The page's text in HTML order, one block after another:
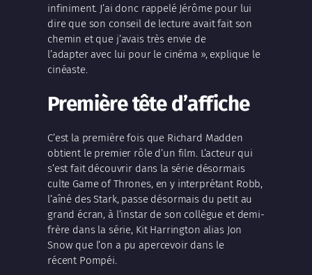
infiniment. J’ai donc rappelé Jérôme pour lui
dire que son conseil de lecture avait fait son
chemin et que j’avais très envie de
l’adapter avec lui pour le cinéma », explique le
cinéaste.
Première tête d’affiche
C’est la première fois que Richard Madden
obtient le premier rôle d’un film. L’acteur qui
s’est fait découvrir dans la série désormais
culte Game of Thrones, en y interprétant Robb,
l’aîné des Stark, passe désormais du petit au
grand écran, à l’instar de son collègue et demi-
frère dans la série, Kit Harrington alias Jon
Snow que l’on a pu apercevoir dans le
récent Pompéi.